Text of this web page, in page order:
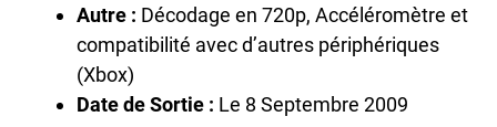
Autre : Décodage en 720p, Accéléromètre et
compatibilité avec d’autres périphériques
(Xbox)
Date de Sortie : Le 8 Septembre 2009